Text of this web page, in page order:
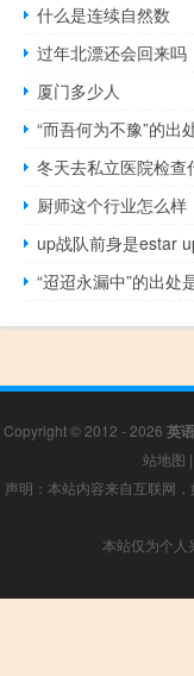
什么是连续自然数
过年北漂还会回来吗
厦门多少人
“而吾何为不豫”的出
冬天去私立医院检查
厨师这个行业怎么样
up战队前身是estar
“迢迢永漏中”的出处
Copyright © 2012 - 2026 英
站地图 |
声明：本站内容来自互联网
本站仅为个人